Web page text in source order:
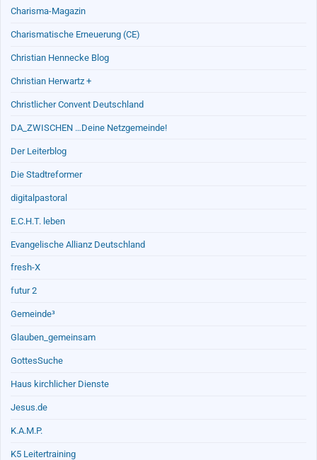
Charisma-Magazin
Charismatische Erneuerung (CE)
Christian Hennecke Blog
Christian Herwartz +
Christlicher Convent Deutschland
DA_ZWISCHEN …Deine Netzgemeinde!
Der Leiterblog
Die Stadtreformer
digitalpastoral
E.C.H.T. leben
Evangelische Allianz Deutschland
fresh-X
futur 2
Gemeinde³
Glauben_gemeinsam
GottesSuche
Haus kirchlicher Dienste
Jesus.de
K.A.M.P.
K5 Leitertraining